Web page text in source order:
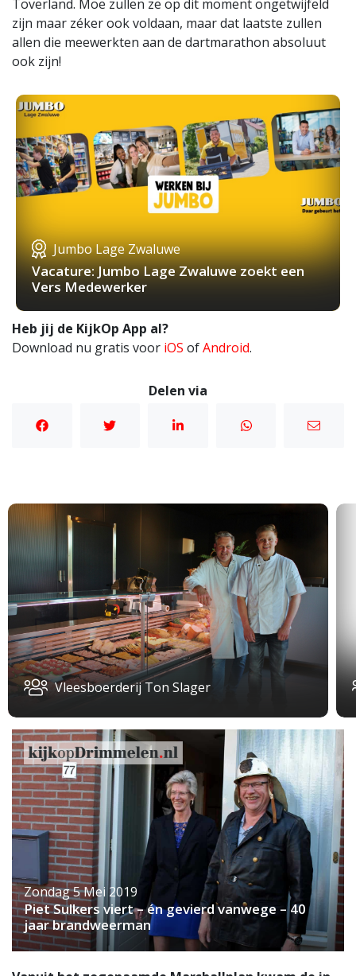
Toverland. Moe zullen ze op dit moment ongetwijfeld
zijn maar zéker ook voldaan, maar dat laatste zullen
allen die meewerkten aan de dartmarathon absoluut
ook zijn!
Jumbo Lage Zwaluwe
Vacature: Jumbo Lage Zwaluwe zoekt een
Vers Medewerker
Heb jij de KijkOp App al?
Download nu gratis voor iOS ofAndroid.
Delen via
Vleesboerderij Ton Slager
Zondag 5 Mei 2019
Piet Sulkers viert – én gevierd vanwege – 40
jaar brandweerman